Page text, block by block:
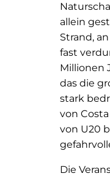
allein
Strand,
fast
Millionen
das die
stark
von
von U20
Die